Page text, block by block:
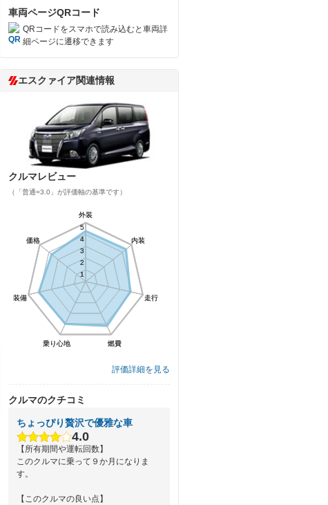
車両ページQRコード
QRコードをスマホで読み込むと車両詳
細ページに遷移できます
エスクァイア関連情報
クルマレビュー
（「普通=3.0」が評価軸の基準です）
外装
内装
走行
燃費
乗り心地
装備
価格
1
2
3
4
5
外装
内装
走行
燃費
乗り心地
装備
価格
1
2
3
4
5
評価詳細を見る
クルマのクチコミ
ちょっぴり贅沢で優雅な車
4.0
【所有期間や運転回数】
このクルマに乗って９か月になりま
す。
【このクルマの良い点】